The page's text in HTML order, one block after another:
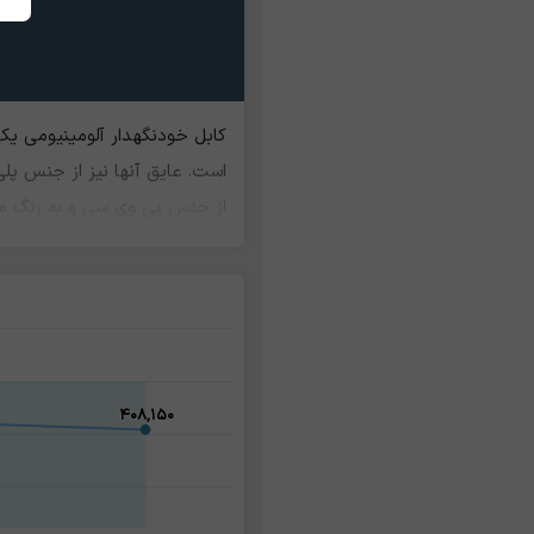
کابل خودنگهدار
است. عایق آنها نیز از جنس
این کابل ها انواع مختلف
۴۰۸,۱۵۰
۴۰۸,۱۵۰